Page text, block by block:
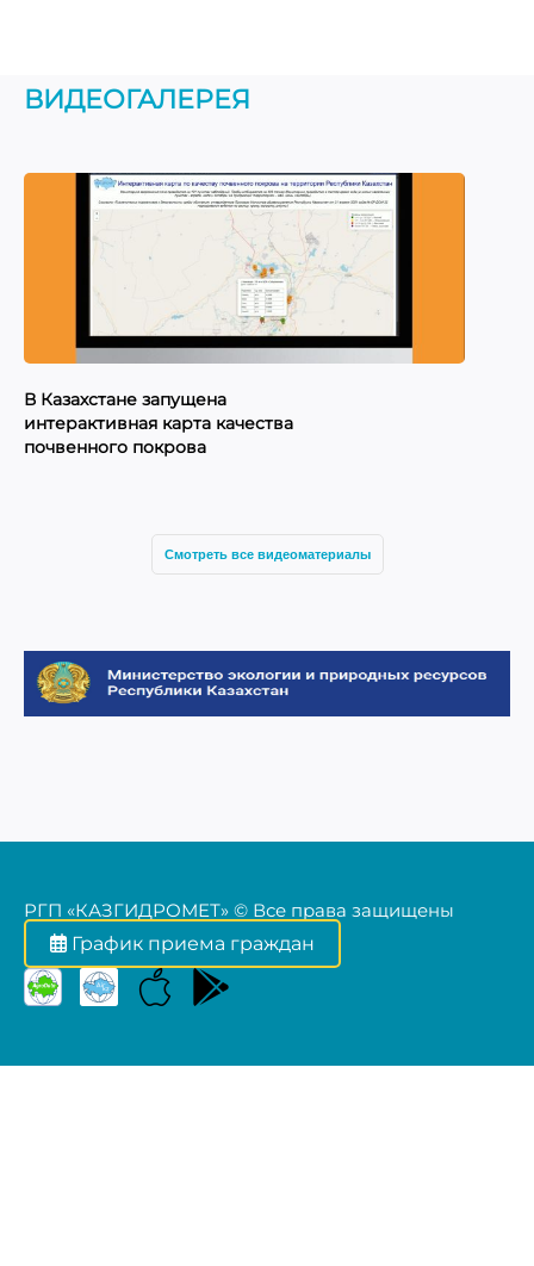
ВИДЕОГАЛЕРЕЯ
В Казахстане запущена
интерактивная карта качества
почвенного покрова
Смотреть все видеоматериалы
РГП «КАЗГИДРОМЕТ» © Все права защищены
График приема граждан